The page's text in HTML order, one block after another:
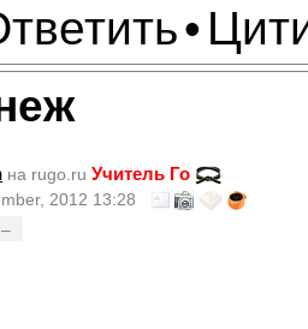
•
на rugo.ru Учитель Го
2012 13:28
–